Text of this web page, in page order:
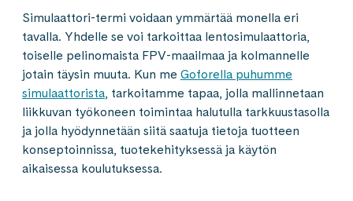
Simulaattori-termi voidaan ymmärtää monella eri
tavalla. Yhdelle se voi tarkoittaa lentosimulaattoria,
toiselle pelinomaista FPV-maailmaa ja kolmannelle
jotain täysin muuta. Kun me Goforella puhumme
simulaattorista, tarkoitamme tapaa, jolla mallinnetaan
liikkuvan työkoneen toimintaa halutulla tarkkuustasolla
ja jolla hyödynnetään siitä saatuja tietoja tuotteen
konseptoinnissa, tuotekehityksessä ja käytön
aikaisessa koulutuksessa.